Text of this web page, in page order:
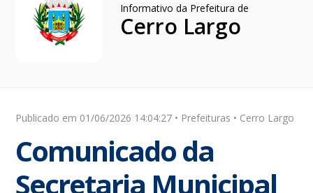
Informativo da Prefeitura de
Cerro Largo
Publicado em 01/06/2026 14:04:27 • Prefeituras • Cerro Largo
Comunicado da
Secretaria Municipal